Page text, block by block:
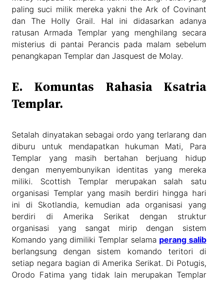
paling suci milik mereka yakni the Ark of Covinant
dan The Holly Grail. Hal ini didasarkan adanya
ratusan Armada Templar yang menghilang secara
misterius di pantai Perancis pada malam sebelum
penangkapan Templar dan Jasquest de Molay.
E. Komuntas Rahasia Ksatria
Templar.
Setalah dinyatakan sebagai ordo yang terlarang dan
diburu untuk mendapatkan hukuman Mati, Para
Templar yang masih bertahan berjuang hidup
dengan menyembunyikan identitas yang mereka
miliki. Scottish Templar merupakan salah satu
organisasi Templar yang masih berdiri hingga hari
ini di Skotlandia, kemudian ada organisasi yang
berdiri di Amerika Serikat dengan struktur
organisasi yang sangat mirip dengan sistem
Komando yang dimiliki Templar selama perang salib
berlangsung dengan sistem komando teritori di
setiap negara bagian di Amerika Serikat. Di Potugis,
Orodo Fatima yang tidak lain merupakan Templar